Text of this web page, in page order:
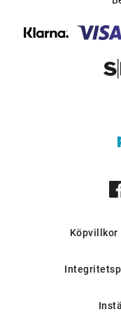
månadslins perfekt
dator eller surfplatta.
Med High
som imponerar på
silikonhydrogelen
insättning. Tack vare
och hög vattenhalt
kompromissa med
Köpvillkor